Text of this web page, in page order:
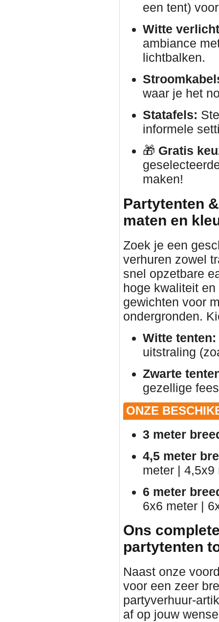
een tent)
Witte
ambiance
lichtbalken.
waar je het
Statafels:
informele
🎁 Gratis
maken!
Partytenten
maten en
Zoek je een
verhuren zowel
snel opzetbare
hoge kwaliteit
gewichten voor
ondergronden.
Witte tenten:
uitstraling
Zwarte
gezellige
ONZE
3 meter
4,5 meter
meter | 4,5x9
6 meter
6x6 meter |
Ons
partytenten
Naast onze
voor een zeer
partyverhuur-
af op jouw